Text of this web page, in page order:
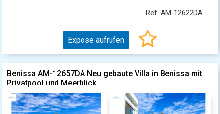
Ref. AM-12622DA
Expose aufrufen
Benissa AM-12657DA Neu gebaute Villa in Benissa mit
Privatpool und Meerblick